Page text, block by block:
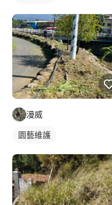
漫威
園藝維護